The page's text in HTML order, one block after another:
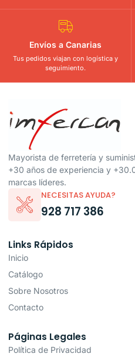
Envíos a Canarias
Tus pedidos viajan con logística y
seguimiento.
Mayorista de ferretería y
+30 años de experiencia y
marcas líderes.
NECESITAS AYUDA?
928 717 386
Links Rápidos
Inicio
Catálogo
Sobre Nosotros
Contacto
Páginas Legales
Política de Privacidad